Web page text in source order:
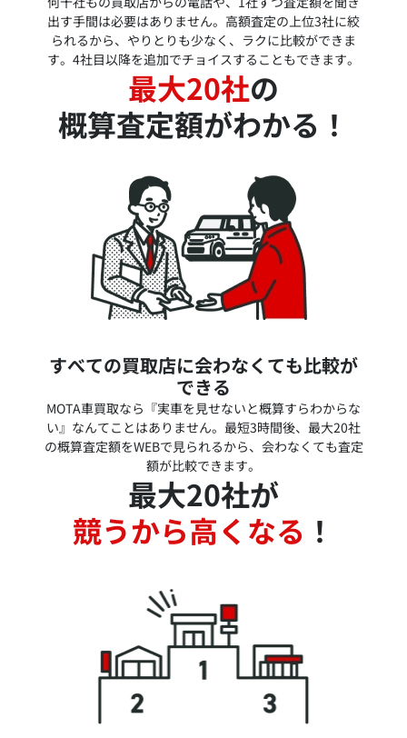
出す手間は必要はありません。高額査定の上位3社に絞
られるから、やりとりも少なく、ラクに比較ができま
す。4社目以降を追加でチョイスすることもできます。
最大20社の
概算査定額がわかる！
すべての買取店に会わなくても比較が
できる
MOTA車買取なら『実車を見せないと概算すらわからな
い』なんてことはありません。最短3時間後、最大20社
の概算査定額をWEBで見られるから、会わなくても査定
額が比較できます。
最大20社が
競うから高くなる ！